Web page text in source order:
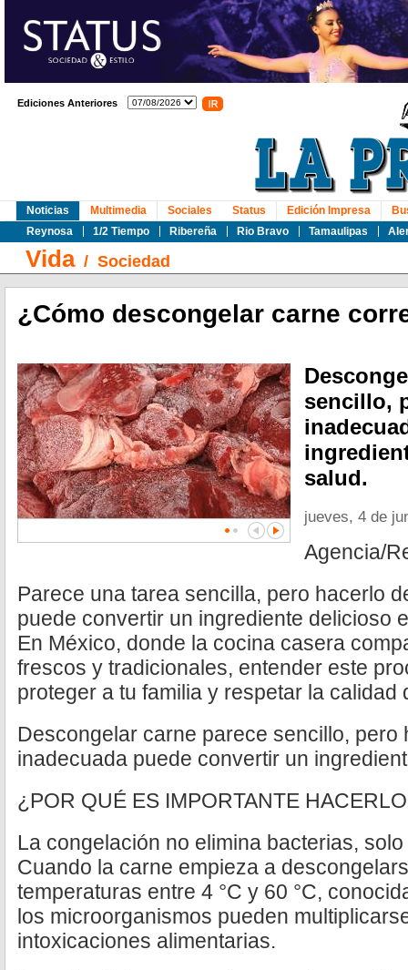
Ediciones Anteriores
Noticias
Reynosa
1/2 Tiempo Ribereña Rio Bravo Tamaulipas
Multimedia Sociales Status Edición Impresa
Vida/ Sociedad
¿Cómo descongelar carne
sencillo,
salud.
jueves, 4 de
Agencia/
Parece una tarea sencilla, pero hacerlo
puede convertir un ingrediente delicioso
En México, donde la cocina casera
frescos y tradicionales, entender este
proteger a tu familia y respetar la calidad
Descongelar carne parece sencillo, pero
inadecuada puede convertir un
¿POR QUÉ ES IMPORTANTE
La congelación no elimina bacterias,
Cuando la carne empieza a
temperaturas entre 4 °C y 60 °C,
los microorganismos pueden
intoxicaciones alimentarias.